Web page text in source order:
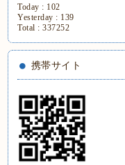
Today : 102
Yesterday : 139
Total :337252
携帯サイト